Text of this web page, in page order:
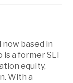
based in
a former SLI
equity,
With a